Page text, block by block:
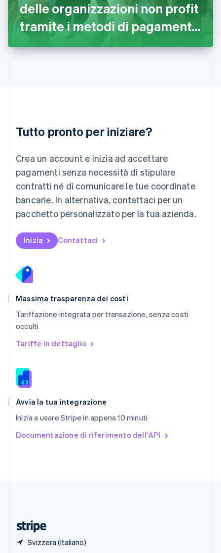
delle organizzazioni non profit
tramite i metodi di pagamento
offerti da Stripe
Tutto pronto per iniziare?
Crea un account e inizia ad accettare
pagamenti senza necessità di stipulare
contratti né di comunicare le tue coordinate
bancarie. In alternativa, contattaci per un
pacchetto personalizzato per la tua azienda.
Inizia Contattaci
Massima trasparenza dei costi
Tariffazione integrata per transazione, senza costi
occulti
Tariffe in dettaglio
Avvia la tua integrazione
Inizia a usare Stripe in appena 10 minuti
Documentazione di riferimento dell'API
Svizzera (Italiano)
Italia
Italiano English
Lettonia
Liechtenstein
Malta
English
EspañolEnglish
Norvegia
English
Nuova Zelanda
English
NederlandsEnglish
English
Portogallo
RAS di Hong Kong, Cina
English
English
English
Romania
English
Slovacchia
Slovenia
English Italiano
EspañolEnglish
English Español 简体中文